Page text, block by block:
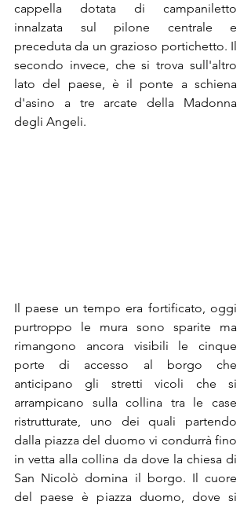
cappella dotata di campaniletto
innalzata sul pilone centrale e
preceduta da un grazioso portichetto. Il
secondo invece, che si trova sull'altro
lato del paese, è il ponte a schiena
d'asino a tre arcate della Madonna
degli Angeli.
Il paese un tempo era fortificato, oggi
purtroppo le mura sono sparite ma
rimangono ancora visibili le cinque
porte di accesso al borgo che
anticipano gli stretti vicoli che si
arrampicano sulla collina tra le case
ristrutturate, uno dei quali partendo
dalla piazza del duomo vi condurrà fino
in vetta alla collina da dove la chiesa di
San Nicolò domina il borgo. Il cuore
del paese è piazza duomo, dove si